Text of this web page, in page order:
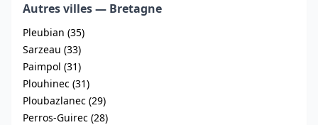
Autres villes — Bretagne
Pleubian (35)
Sarzeau (33)
Paimpol (31)
Plouhinec (31)
Ploubazlanec (29)
Perros-Guirec (28)